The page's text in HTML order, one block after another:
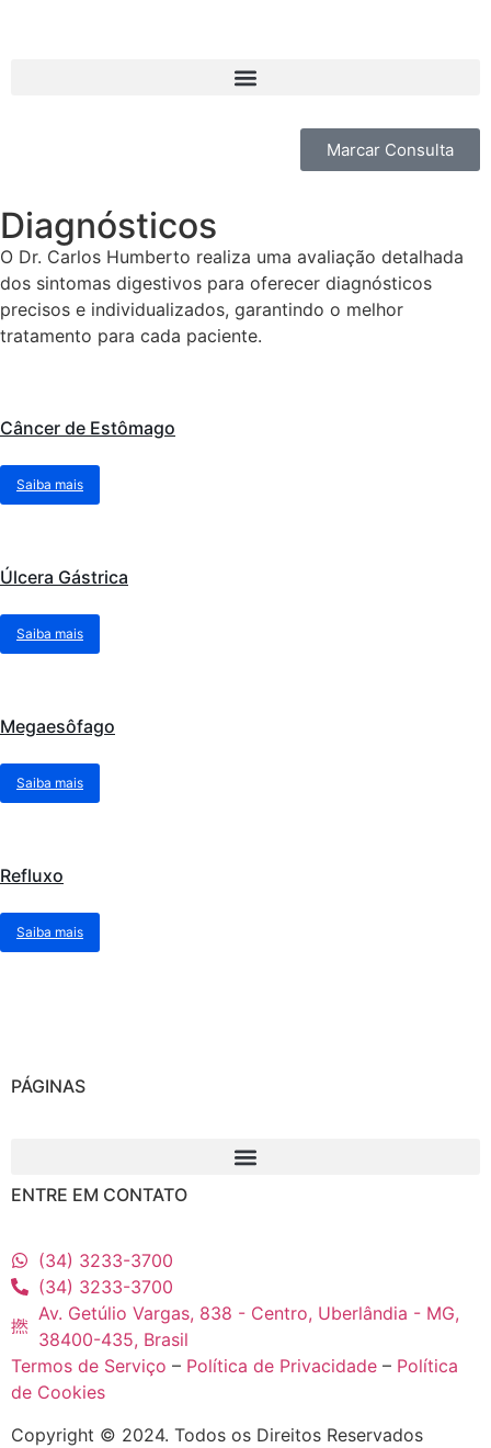
Marcar Consulta
Diagnósticos
O Dr. Carlos Humberto realiza uma avaliação detalhada
dos sintomas digestivos para oferecer diagnósticos
precisos e individualizados, garantindo o melhor
tratamento para cada paciente.
Câncer de Estômago
Saiba mais
Úlcera Gástrica
Saiba mais
Megaesôfago
Saiba mais
Refluxo
Saiba mais
PÁGINAS
ENTRE EM CONTATO
(34) 3233-3700
(34) 3233-3700
Av. Getúlio Vargas, 838 - Centro, Uberlândia - MG,
38400-435, Brasil
Termos de Serviço – Política de Privacidade – Política
de Cookies
Copyright © 2024. Todos os Direitos Reservados